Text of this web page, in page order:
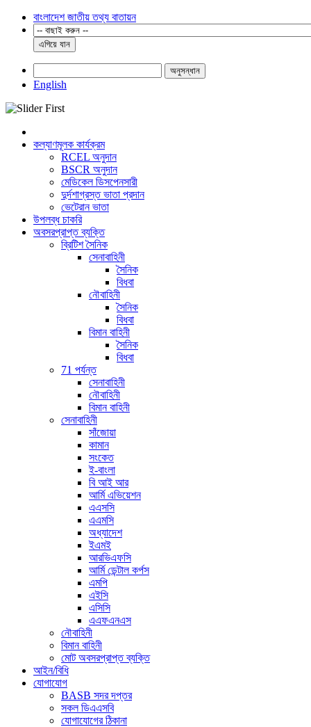
বাংলাদেশ জাতীয় তথ্য বাতায়ন
এগিয়ে যান
অনুসন্ধান
English
কল্যাণমূলক কার্যক্রম
RCEL অনুদান
BSCR অনুদান
মেডিকেল ডিসপেনসারী
দুর্দশাগ্রস্ত ভাতা প্রদান
ভেটেরান ভাতা
উপলব্ধ চাকরি
অবসরপ্রাপ্ত ব্যক্তি
ব্রিটিশ সৈনিক
সেনাবাহিনী
সৈনিক
বিধবা
নৌবাহিনী
সৈনিক
বিধবা
বিমান বাহিনী
সৈনিক
বিধবা
71 পর্যন্ত
সেনাবাহিনী
নৌবাহিনী
বিমান বাহিনী
সেনাবাহিনী
সাঁজোয়া
কামান
সংকেত
ই-বাংলা
বি আই আর
আর্মি এভিয়েশন
এএসসি
এএমসি
অধ্যাদেশ
ইএমই
আরভিএফসি
আর্মি ডেন্টাল কর্পস
এমপি
এইসি
এসিসি
এএফএনএস
নৌবাহিনী
বিমান বাহিনী
মোট অবসরপ্রাপ্ত ব্যক্তি
আইন/বিধি
যোগাযোগ
BASB সদর দপ্তর
সকল ডিএএসবি
যোগাযোগের ঠিকানা